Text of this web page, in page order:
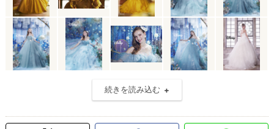
続きを読み込む